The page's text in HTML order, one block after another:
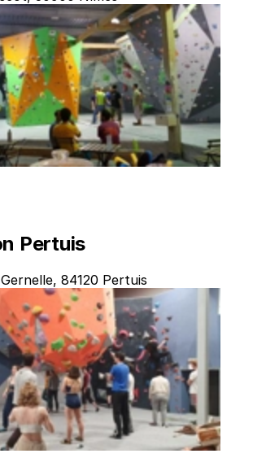
Pertuis
84120 Pertuis